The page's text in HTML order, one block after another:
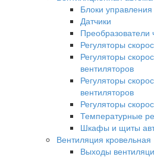
Блоки
Датчики
Преобразователи
Регуляторы
Регуляторы
вентиляторов
Регуляторы
вентиляторов
Регуляторы
Температурные
Шкафы и щиты
Вентиляция кровельная
Выходы